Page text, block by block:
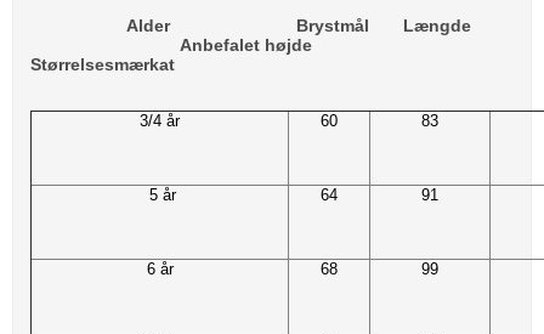
Alder Brystmål Længde
Anbefalet højde
Størrelsesmærkat
3/4 år 60 83
5 år 64 91
6 år 68 99